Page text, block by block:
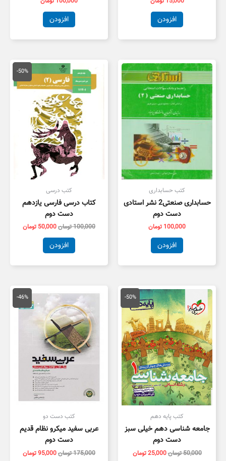
افزودن افزودن
کتب حسابداری
حسابداری صنعتی2 نشر استادی
دست دوم
100,000 تومان
افزودن
-50%
کتب درسی
کتاب درسی فارسی یازدهم
دست دوم
100,000تومان
قیمت
اصلی
100,000 تومان
بود.
50,000 تومان
قیمت
فعلی
است.
افزودن
-50%
کتب پایه دهم
جامعه شناسی دهم خیلی سبز
دست دوم
50,000تومان
قیمت
اصلی
50,000 تومان
بود.
25,000تومان
قیمت
فعلی
است.
-46%
کتب دست دو
عربی سفید میکرو نظام قدیم
دست دوم
175,000تومان
اصلی
175,000 تومان
بود.
95,000تومان
قیمت
فعلی